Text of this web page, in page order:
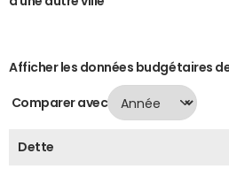
Afficher les données budgétaires
Comparer avec
Dette